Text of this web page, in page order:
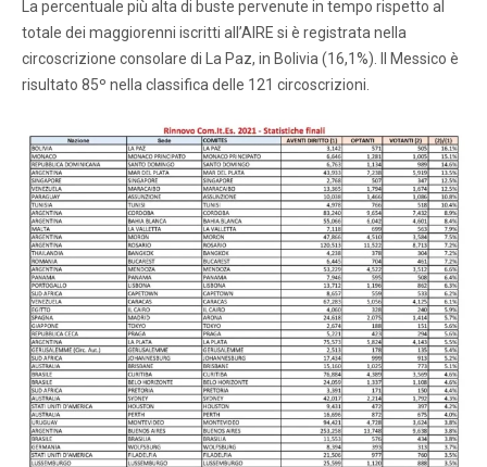
La percentuale più alta di buste pervenute in tempo rispetto al
totale dei maggiorenni iscritti all’AIRE si è registrata nella
circoscrizione consolare di La Paz, in Bolivia (16,1%). Il Messico è
risultato 85º nella classifica delle 121 circoscrizioni.